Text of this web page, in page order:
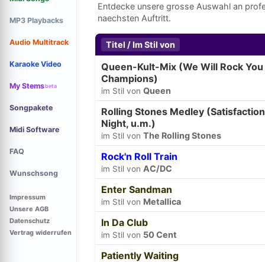
MP3 Playbacks
Audio Multitrack
Karaoke Video
My Stemsbeta
Songpakete
Midi Software
FAQ
Wunschsong
Impressum
Unsere AGB
Datenschutz
Vertrag widerrufen
Entdecke unsere grosse Auswahl an
naechsten Auftritt.
Titel / Im Stil von
Queen-Kult-Mix (We Will Rock
Champions)
im Stil von Queen
Rolling Stones Medley
Night, u.m.)
im Stil von The Rolling Stones
Rock'n Roll Train
im Stil von AC/DC
Enter Sandman
im Stil von Metallica
In Da Club
im Stil von 50 Cent
Patiently Waiting